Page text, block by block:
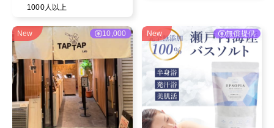
1000人以上
New 10,000 New 無償提供